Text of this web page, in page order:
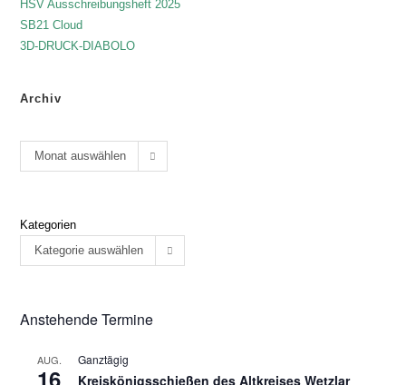
HSV Ausschreibungsheft 2025
SB21 Cloud
3D-DRUCK-DIABOLO
Archiv
Monat auswählen
Kategorien
Kategorie auswählen
Anstehende Termine
AUG.
16
Ganztägig
Kreiskönigsschießen des Altkreises Wetzlar